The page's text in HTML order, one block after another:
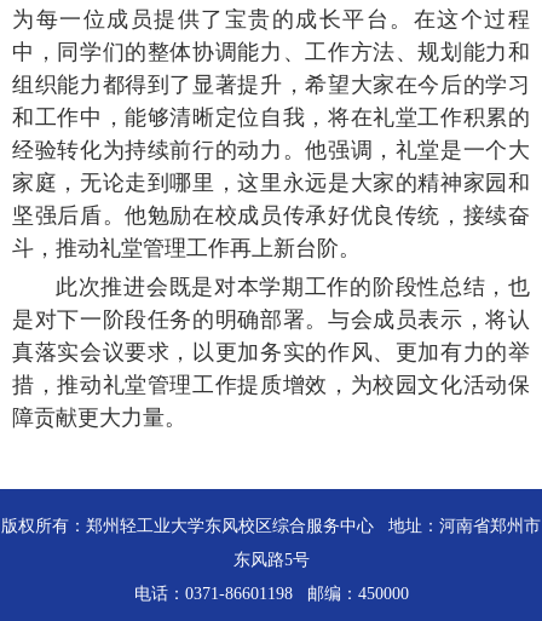
为每一位成员提供了宝贵的成长平台。在这个过程
中，同学们的整体协调能力、工作方法、规划能力和
组织能力都得到了显著提升，希望大家在今后的学习
和工作中，能够清晰定位自我，将在礼堂工作积累的
经验转化为持续前行的动力。他强调，礼堂是一个大
家庭，无论走到哪里，这里永远是大家的精神家园和
坚强后盾。他勉励在校成员传承好优良传统，接续奋
斗，推动礼堂管理工作再上新台阶。
此次推进会既是对本学期工作的阶段性总结，也
是对下一阶段任务的明确部署。与会成员表示，将认
真落实会议要求，以更加务实的作风、更加有力的举
措，推动礼堂管理工作提质增效，为校园文化活动保
障贡献更大力量。
版权所有：郑州轻工业大学东风校区综合服务中心 地址：河南省郑州市
东风路5号
电话：0371-86601198 邮编：450000